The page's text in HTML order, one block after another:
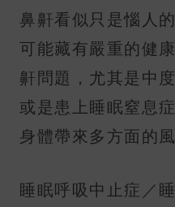
鼻鼾看似只是惱人
可能藏有嚴重的健
鼾問題，尤其是中
或是患上睡眠窒息
身體帶來多方面的
睡眠呼吸中止症／